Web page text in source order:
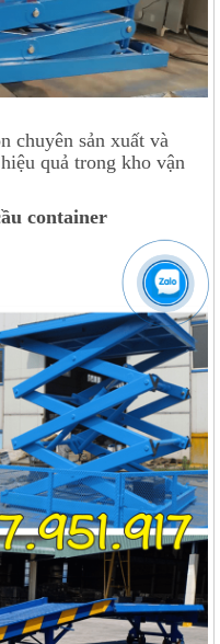
chuyên sản xuất và
quả trong kho vận
container